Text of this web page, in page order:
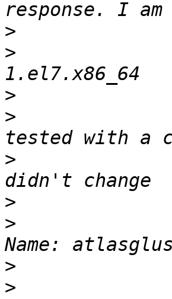
>
>
>
> clients
> client
>
> gluster
>
>